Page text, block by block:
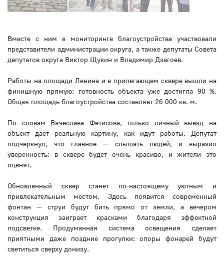
Вместе с ним в мониторинге благоустройства участвовали
представители администрации округа, а также депутаты Совета
депутатов округа Виктор Щукин и Владимир Дзагоев.
Работы на площади Ленина и в прилегающем сквере вышли на
финишную прямую: готовность объекта уже достигла 90 %.
Общая площадь благоустройства составляет 26 000 кв. м.
По словам Вячеслава Фетисова, только личный выезд на
объект дает реальную картину, как идут работы. Депутат
подчеркнул, что главное — слышать людей, и выразил
уверенность: в сквере будет очень красиво, и жители это
оценят.
Обновленный сквер станет по-настоящему уютным и
привлекательным местом. Здесь появится современный
фонтан — струи будут бить прямо от земли, а вечером
конструкция заиграет красками благодаря эффектной
подсветке. Продуманная система освещения сделает
приятными даже поздние прогулки: опоры фонарей будут
светиться сверху донизу.